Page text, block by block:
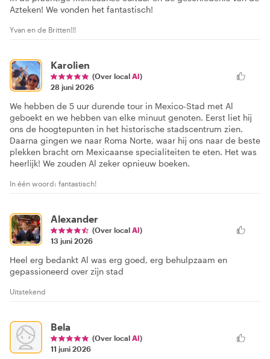
Azteken! We vonden het fantastisch!
Yvan en de Britten!!!
Karolien
(Over local Al)
28 juni 2026
We hebben de 5 uur durende tour in Mexico-Stad met Al
geboekt en we hebben van elke minuut genoten. Eerst liet hij
ons de hoogtepunten in het historische stadscentrum zien.
Daarna gingen we naar Roma Norte, waar hij ons naar de beste
plekken bracht om Mexicaanse specialiteiten te eten. Het was
heerlijk! We zouden Al zeker opnieuw boeken.
In één woord: fantastisch!
Alexander
(Over local Al)
13 juni 2026
Heel erg bedankt Al was erg goed, erg behulpzaam en
gepassioneerd over zijn stad
Uitstekend
Bela
(Over local Al)
11 juni 2026